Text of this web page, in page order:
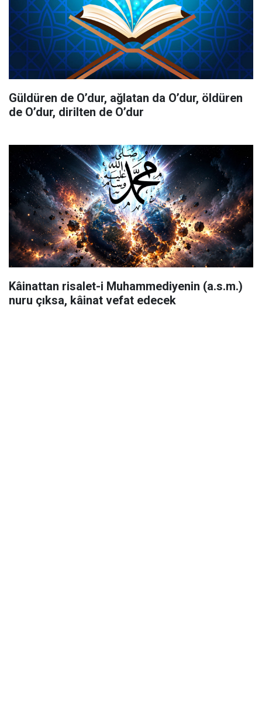
Güldüren de O’dur, ağlatan da O’dur, öldüren
de O’dur, dirilten de O’dur
Kâinattan risalet-i Muhammediyenin (a.s.m.)
nuru çıksa, kâinat vefat edecek